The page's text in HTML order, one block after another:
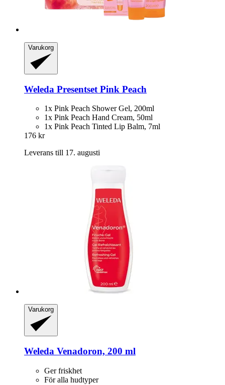
Varukorg
Weleda Presentset Pink Peach
1x Pink Peach Shower Gel, 200ml
1x Pink Peach Hand Cream, 50ml
1x Pink Peach Tinted Lip Balm, 7ml
176 kr
Leverans till 17. augusti
Varukorg
Weleda Venadoron, 200 ml
Ger friskhet
För alla hudtyper